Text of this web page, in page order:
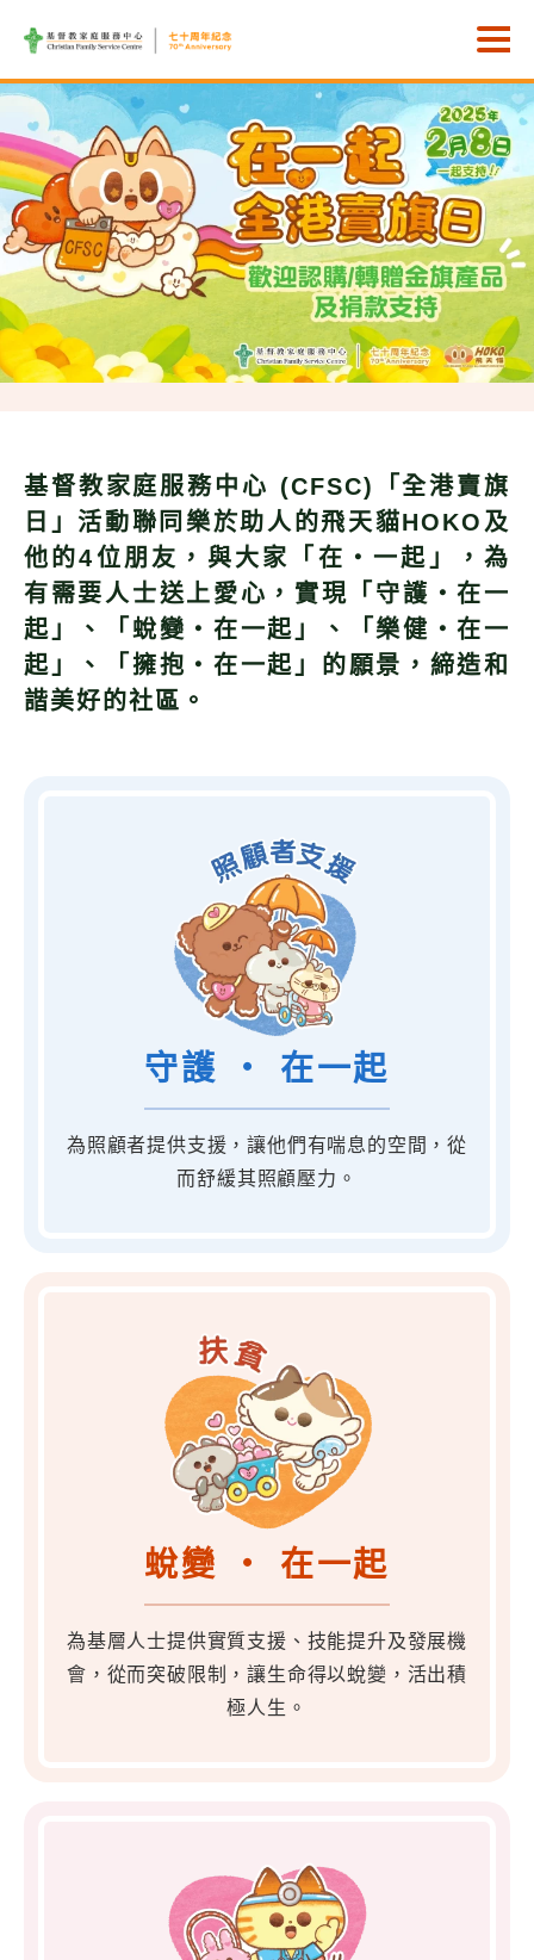
打
基督教家庭服務中心 (CFSC)「全港賣旗
日」活動聯同樂於助人的飛天貓HOKO及
他的4位朋友，與大家「在‧一起」，為
有需要人士送上愛心，實現「 守護‧在一
起 」、「 蛻變‧在一起」 、「樂健‧在一
起 」、「 擁抱‧在一起 」的願景，締造和
諧美好的社區。
守護 ‧ 在一起
為照顧者提供支援，讓他們有喘息的空間，從
而舒緩其照顧壓力。
蛻變 ‧ 在一起
為基層人士提供實質支援、技能提升及發展機
會，從而突破限制，讓生命得以蛻變，活出積
極人生。